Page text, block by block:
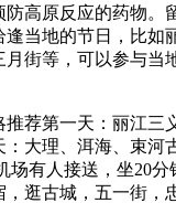
防高原反应的药物。
当地的节日，比如
月街等，可以参与当
荐第一天：丽江三
：大理、洱海、束河
场有人接送，坐20分
，逛古城，五一街，